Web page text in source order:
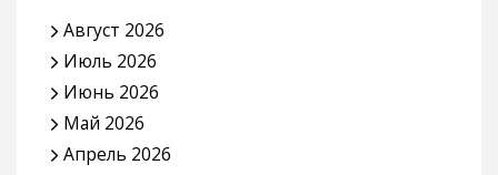
Август 2026
Июль 2026
Июнь 2026
Май 2026
Апрель 2026